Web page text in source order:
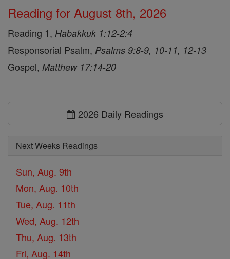
Reading for August 8th, 2026
Reading 1, Habakkuk 1:12-2:4
Responsorial Psalm, Psalms 9:8-9, 10-11, 12-13
Gospel, Matthew 17:14-20
2026 Daily Readings
Next Weeks Readings
Sun, Aug. 9th
Mon, Aug. 10th
Tue, Aug. 11th
Wed, Aug. 12th
Thu, Aug. 13th
Fri, Aug. 14th